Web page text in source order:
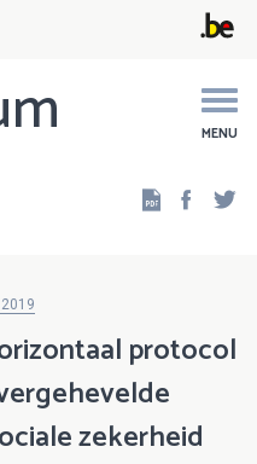
MENU
protocol
zekerheid